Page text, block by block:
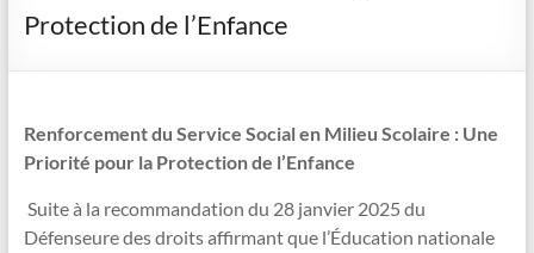
Protection de l’Enfance
Renforcement du Service Social en Milieu Scolaire : Une
Priorité pour la Protection de l’Enfance
Suite à la recommandation du 28 janvier 2025 du
Défenseure des droits affirmant que l’Éducation nationale